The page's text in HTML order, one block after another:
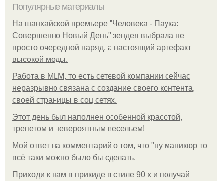
Популярные материалы
На шанхайской премьере "Человека - Паука:
Совершенно Новый День" зендея выбрала не
просто очередной наряд, а настоящий артефакт
высокой моды.
Работа в MLM, то есть сетевой компании сейчас
неразрывно связана с создание своего контента,
своей страницы в соц сетях.
Этот день был наполнен особенной красотой,
трепетом и невероятным весельем!
Мой ответ на комментарий о том, что "ну маникюр то
всё таки можно было бы сделать.
Приходи к нам в прикиде в стиле 90 х и получай